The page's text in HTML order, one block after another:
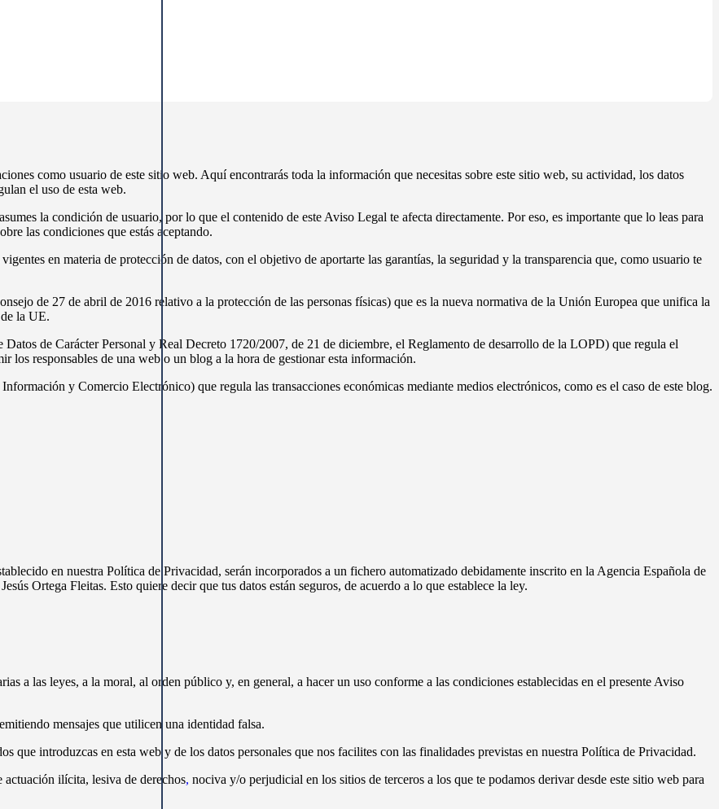
como usuario de este sitio web. Aquí encontrarás toda la información que necesitas sobre este sitio web, su actividad, los datos
el uso de esta web.
asumes la condición de usuario, por lo que el contenido de este Aviso Legal te afecta directamente. Por eso, es importante que lo leas para
las condiciones que estás aceptando.
en materia de protección de datos, con el objetivo de aportarte las garantías, la seguridad y la transparencia que, como usuario te
de 27 de abril de 2016 relativo a la protección de las personas físicas) que es la nueva normativa de la Unión Europea que unifica la
la UE.
de Carácter Personal y Real Decreto 1720/2007, de 21 de diciembre, el Reglamento de desarrollo de la LOPD) que regula el
los responsables de una web o un blog a la hora de gestionar esta información.
y Comercio Electrónico) que regula las transacciones económicas mediante medios electrónicos, como es el caso de este blog.
en nuestra Política de Privacidad, serán incorporados a un fichero automatizado debidamente inscrito en la Agencia Española de
Ortega Fleitas. Esto quiere decir que tus datos están seguros, de acuerdo a lo que establece la ley.
a las leyes, a la moral, al orden público y, en general, a hacer un uso conforme a las condiciones establecidas en el presente Aviso
mensajes que utilicen una identidad falsa.
que introduzcas en esta web y de los datos personales que nos facilites con las finalidades previstas en nuestra Política de Privacidad.
actuación ilícita, lesiva de derechos, nociva y/o perjudicial en los sitios de terceros a los que te podamos derivar desde este sitio web para